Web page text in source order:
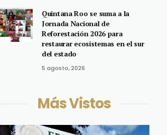
Quintana Roo se suma a la
Jornada Nacional de
Reforestación 2026 para
restaurar ecosistemas en el sur
del estado
5 agosto, 2026
Más Vistos